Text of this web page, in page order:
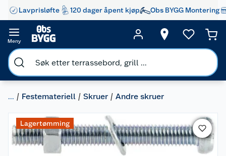
Lavprisløfte 120 dager åpent kjøp Obs BYGG Montering
Meny
... Festemateriell Skruer Andre skruer
Lagertømming